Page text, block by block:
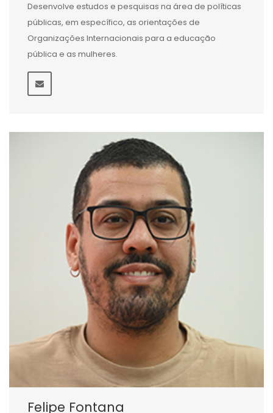
Desenvolve estudos e pesquisas na área de políticas
públicas, em específico, as orientações de
Organizações Internacionais para a educação
pública e as mulheres.
Felipe Fontana